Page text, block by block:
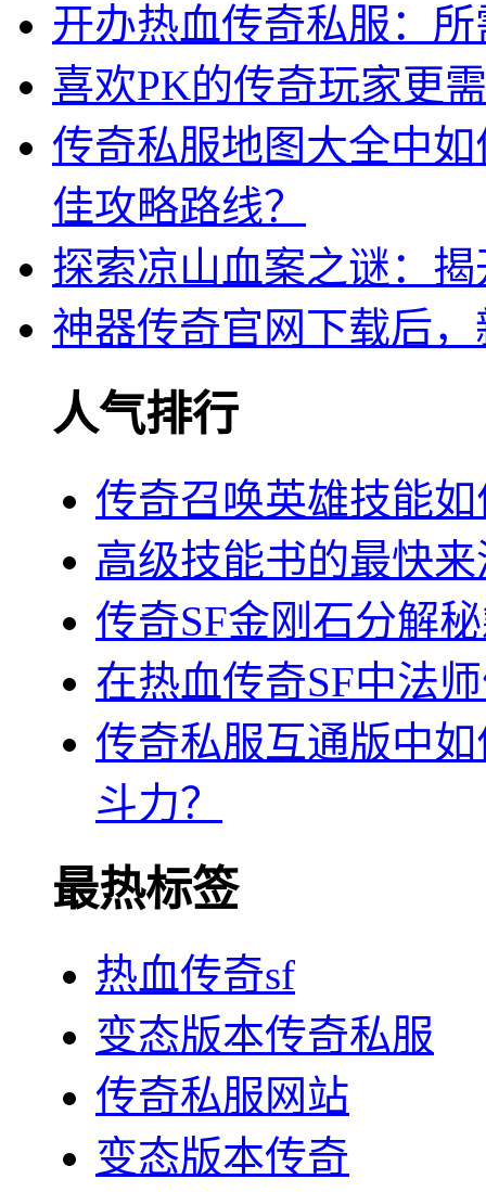
开办热血传奇私服：
喜欢PK的传奇玩家更
传奇私服地图大全中
佳攻略路线？
探索凉山血案之谜：
神器传奇官网下载后
人气排行
传奇召唤英雄技能
高级技能书的最快
传奇SF金刚石分解
在热血传奇SF中法
传奇私服互通版中
斗力？
最热标签
热血传奇sf
变态版本传奇私服
传奇私服网站
变态版本传奇